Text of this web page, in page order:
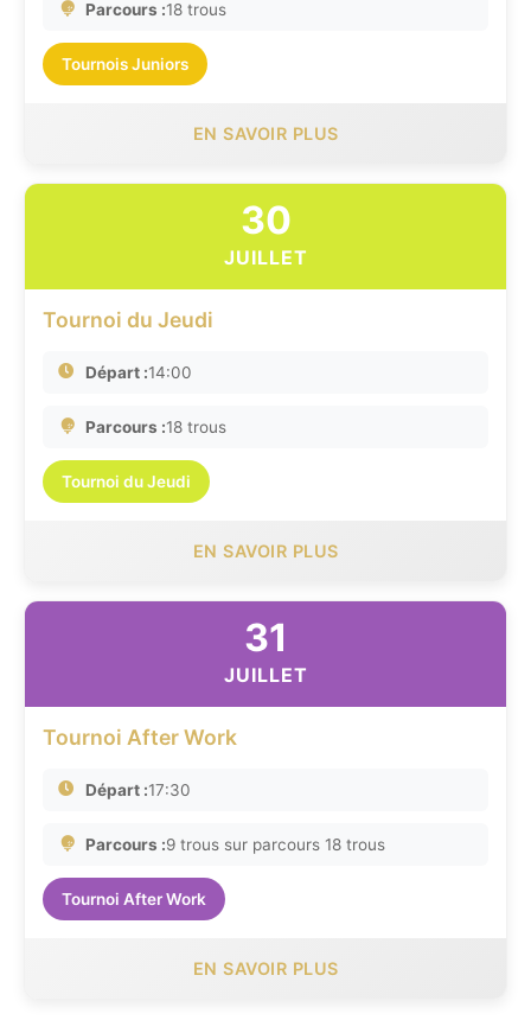
Parcours :18 trous
Tournois Juniors
EN SAVOIR PLUS
30
JUILLET
Tournoi du Jeudi
Départ :14:00
Parcours :18 trous
Tournoi du Jeudi
EN SAVOIR PLUS
31
JUILLET
Tournoi After Work
Départ :17:30
Parcours :9 trous sur parcours 18 trous
Tournoi After Work
EN SAVOIR PLUS